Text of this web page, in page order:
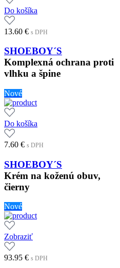
Do košíka
13.60 € s DPH
SHOEBOY´S
Komplexná ochrana proti
vlhku a špine
Nové
Do košíka
7.60 € s DPH
SHOEBOY´S
Krém na koženú obuv,
čierny
Nové
Zobraziť
93.95 € s DPH